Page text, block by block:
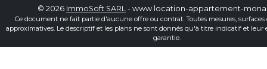
© 2026 ImmoSoft SARL - www.location-appartement-
Ce document ne fait partie d'aucune offre ou contrat. Toutes mesures, surfaces
approximatives. Le descriptif et les plans ne sont donnés qu'à titre indicatif et leur
garantie.